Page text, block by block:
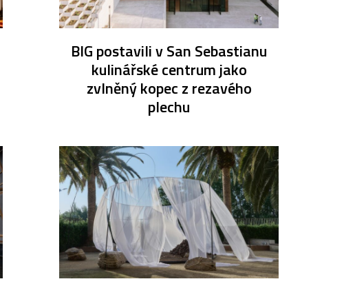
BIG postavili v San Sebastianu
kulinářské centrum jako
zvlněný kopec z rezavého
plechu